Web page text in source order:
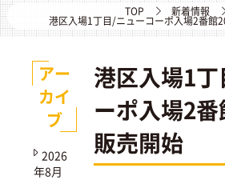
TOP 新着情報
港区入場1丁目/ニューコーポ入場2番
港区入場1
ーポ入場2
販売開始
アー
カイ
ブ
2026
年8月